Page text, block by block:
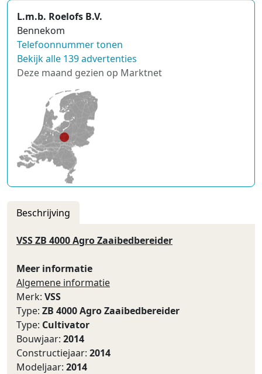
L.m.b. Roelofs B.V.
Bennekom
Telefoonnummer tonen
Bekijk alle 139 advertenties
Deze maand gezien op Marktnet
Beschrijving
VSS ZB 4000 Agro Zaaibedbereider
Meer informatie
Algemene informatie
Merk: VSS
Type: ZB 4000 Agro Zaaibedbereider
Type: Cultivator
Bouwjaar: 2014
Constructiejaar: 2014
Modeljaar: 2014